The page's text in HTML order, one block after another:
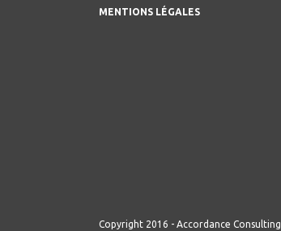
MENTIONS LÉGALES
Copyright 2016 - Accordance Consulting